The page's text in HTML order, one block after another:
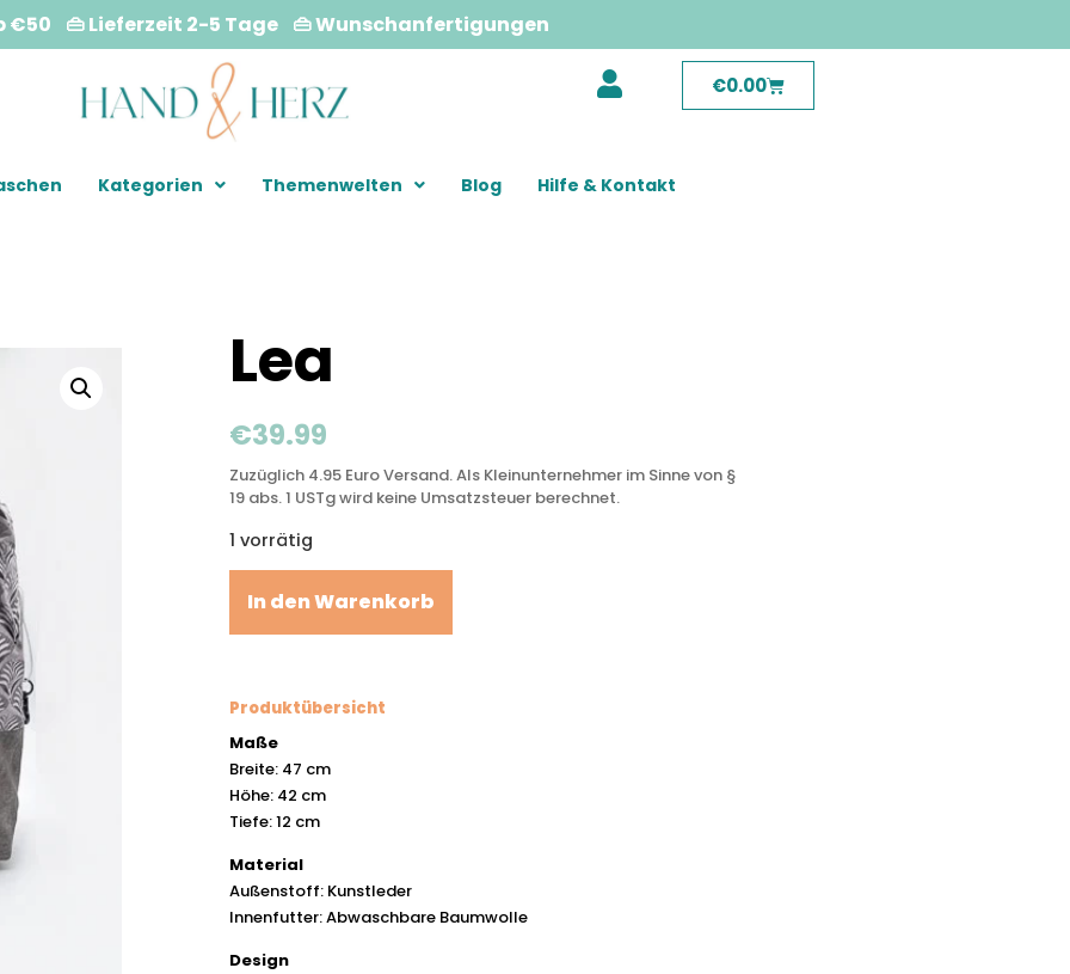
€50 👜 Lieferzeit 2-5 Tage 👜 Wunschanfertigungen
€0.00
Kategorien Themenwelten Blog Hilfe & Kontakt
Lea
€39.99
Zuzüglich 4.95 Euro Versand. Als Kleinunternehmer im Sinne von §
19 abs. 1 USTg wird keine Umsatzsteuer berechnet.
1 vorrätig
In den Warenkorb
Produktübersicht
Maße
Breite: 47 cm
Höhe: 42 cm
Tiefe: 12 cm
Material
Außenstoff: Kunstleder
Innenfutter: Abwaschbare Baumwolle
Design